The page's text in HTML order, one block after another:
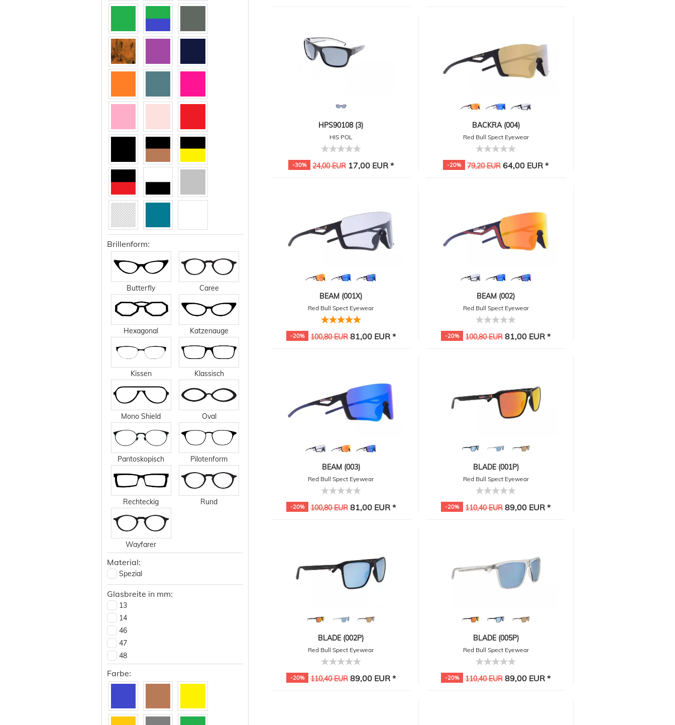
HPS90108 (3)
HIS POL
-30% 24,00 EUR17,00 EUR *
BACKRA (004)
Red Bull Spect Eyewear
-20% 79,20 EUR64,00 EUR *
BEAM (001X)
Red Bull Spect Eyewear
-20% 100,80 EUR81,00 EUR *
BEAM (002)
Red Bull Spect Eyewear
-20% 100,80 EUR81,00 EUR *
BEAM (003)
Red Bull Spect Eyewear
-20% 100,80 EUR81,00 EUR *
BLADE (001P)
Red Bull Spect Eyewear
-20% 110,40 EUR89,00 EUR *
BLADE (002P)
Red Bull Spect Eyewear
-20% 110,40 EUR89,00 EUR *
BLADE (005P)
Red Bull Spect Eyewear
-20% 110,40 EUR89,00 EUR *
135
137
138
139
140
143
145
149
150
151
155
Brillenform:
Butterfly Caree
Hexagonal Katzenauge
Kissen Klassisch
Mono Shield Oval
Pantoskopisch Pilotenform
Rechteckig Rund
Wayfarer
Material:
Spezial
Glasbreite in mm:
13
14
46
47
48
50
53
Farbe: